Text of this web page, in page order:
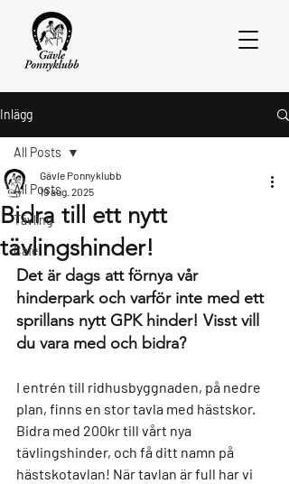
Inlägg
All Posts
Tävling
Cafe
All Posts
Bidra till ett nytt
tävlingshinder!
Gävle Ponnyklubb
19 aug. 2025
Det är dags att förnya vår
hinderpark och varför inte med ett
sprillans nytt GPK hinder! Visst vill
du vara med och bidra?
I entrén till ridhusbyggnaden, på nedre
plan, finns en stor tavla med hästskor.
Bidra med 200kr till vårt nya
tävlingshinder, och få ditt namn på
hästskotavlan! När tavlan är full har vi